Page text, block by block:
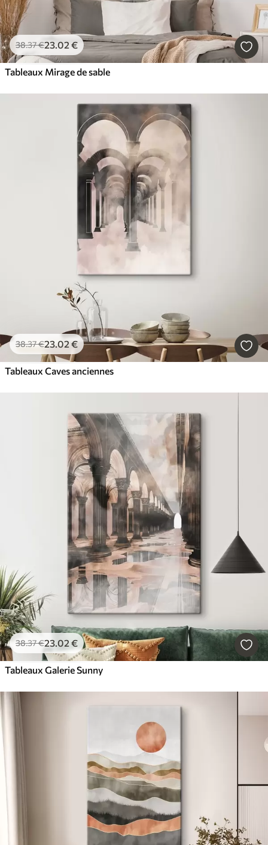
38.37€23.02 €
Tableaux Mirage de sable
38.37€23.02€
Tableaux Caves anciennes
38.37€23.02 €
Tableaux Galerie Sunny